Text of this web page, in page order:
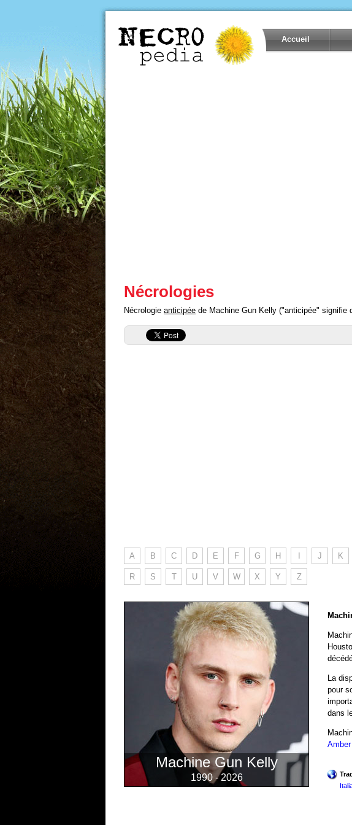
Accueil
Nécrologies
Nécrologie anticipée de Machine Gun Kelly ("anticipée" signifie
A B C D E F G H J K
R S T U V W X Y Z
Machine Gun Kelly
1990 - 2026
La
pour
dans